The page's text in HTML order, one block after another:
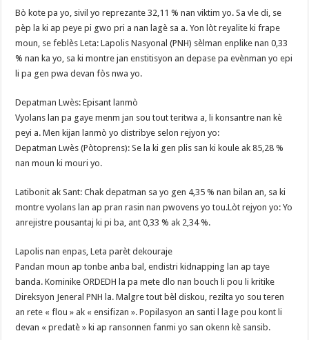
​Bò kote pa yo, sivil yo reprezante 32,11 % nan viktim yo. Sa vle di, se
pèp la ki ap peye pi gwo pri a nan lagè sa a. Yon lòt reyalite ki frape
moun, se feblès Leta: Lapolis Nasyonal (PNH) sèlman enplike nan 0,33
% nan ka yo, sa ki montre jan enstitisyon an depase pa evènman yo epi
li pa gen pwa devan fòs nwa yo.
​Depatman Lwès: Episant lanmò
​Vyolans lan pa gaye menm jan sou tout teritwa a, li konsantre nan kè
peyi a. Men kijan lanmò yo distribye selon rejyon yo:
​Depatman Lwès (Pòtoprens): Se la ki gen plis san ki koule ak 85,28 %
nan moun ki mouri yo.
​Latibonit ak Sant: Chak depatman sa yo gen 4,35 % nan bilan an, sa ki
montre vyolans lan ap pran rasin nan pwovens yo tou.Lòt rejyon yo: Yo
anrejistre pousantaj ki pi ba, ant 0,33 % ak 2,34 %.
​Lapolis nan enpas, Leta parèt dekouraje
​Pandan moun ap tonbe anba bal, endistri kidnapping lan ap taye
banda. Kominike ORDEDH la pa mete dlo nan bouch li pou li kritike
Direksyon Jeneral PNH la. Malgre tout bèl diskou, rezilta yo sou teren
an rete « flou » ak « ensifizan ». Popilasyon an santi l lage pou kont li
devan « predatè » ki ap ransonnen fanmi yo san okenn kè sansib.